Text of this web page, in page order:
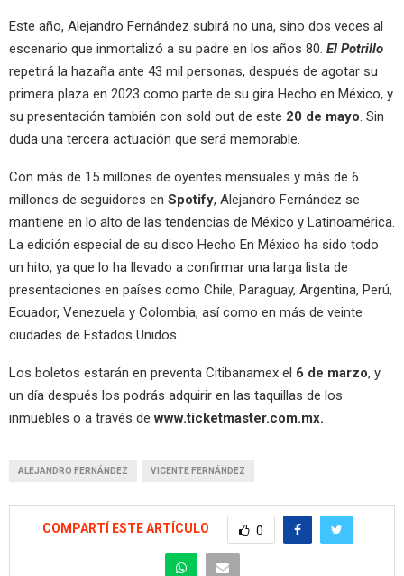
Este año, Alejandro Fernández subirá no una, sino dos veces al
escenario que inmortalizó a su padre en los años 80. El Potrillo
repetirá la hazaña ante 43 mil personas, después de agotar su
primera plaza en 2023 como parte de su gira Hecho en México, y
su presentación también con sold out de este 20 de mayo. Sin
duda una tercera actuación que será memorable.
Con más de 15 millones de oyentes mensuales y más de 6
millones de seguidores en Spotify, Alejandro Fernández se
mantiene en lo alto de las tendencias de México y Latinoamérica.
La edición especial de su disco Hecho En México ha sido todo
un hito, ya que lo ha llevado a confirmar una larga lista de
presentaciones en países como Chile, Paraguay, Argentina, Perú,
Ecuador, Venezuela y Colombia, así como en más de veinte
ciudades de Estados Unidos.
Los boletos estarán en preventa Citibanamex el 6 de marzo, y
un día después los podrás adquirir en las taquillas de los
inmuebles o a través de www.ticketmaster.com.mx.
ALEJANDRO FERNÁNDEZ VICENTE FERNÁNDEZ
COMPARTÍ ESTE ARTÍCULO 0